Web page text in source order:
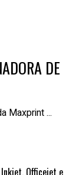
DE
Maxprint ...